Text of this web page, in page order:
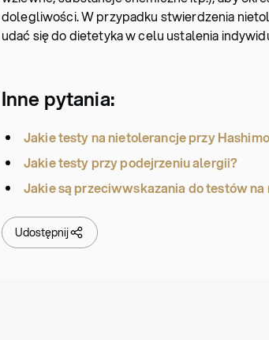
dolegliwości. W przypadku stwierdzenia
udać się do dietetyka w celu ustalenia
Inne pytania:
Jakie testy na nietolerancje przy
Jakie testy przy podejrzeniu alergii?
Jakie są przeciwwskazania do testów
Udostępnij